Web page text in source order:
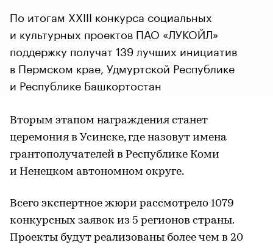
По итогам XXIII конкурса социальных
и культурных проектов ПАО «ЛУКОЙЛ»
поддержку получат 139 лучших инициатив
в Пермском крае, Удмуртской Республике
и Республике Башкортостан
Вторым этапом награждения станет
церемония в Усинске, где назовут имена
грантополучателей в Республике Коми
и Ненецком автономном округе.
Всего экспертное жюри рассмотрело 1079
конкурсных заявок из 5 регионов страны.
Проекты будут реализованы более чем в 20